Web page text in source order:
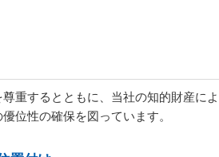
重するとともに、当社の知的財産に
位性の確保を図っています。